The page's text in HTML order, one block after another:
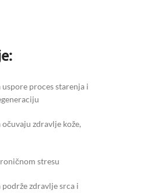
uspore proces starenja i
zdravlje kože,
stresu
podrže zdravlje srca i